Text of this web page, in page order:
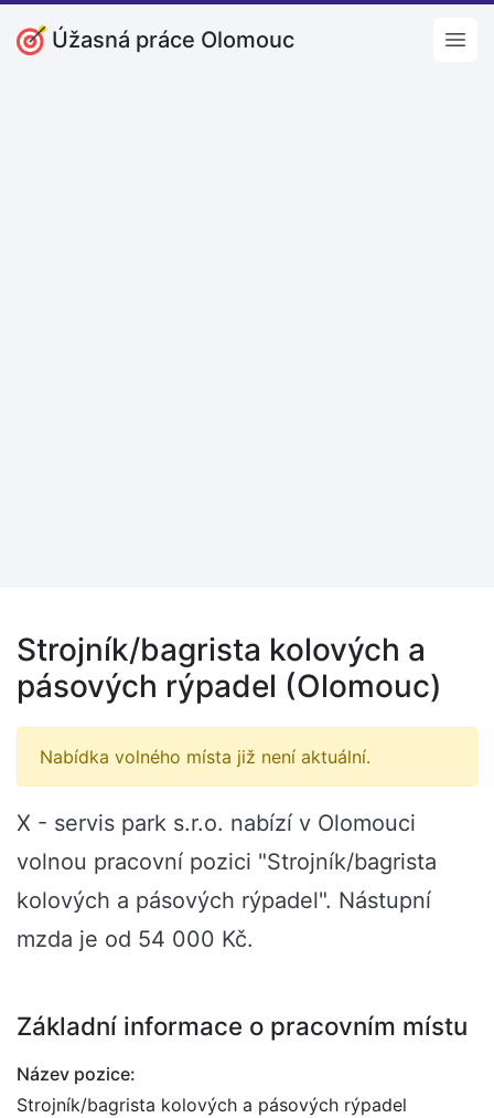
Úžasná práce Olomouc
Strojník/bagrista kolových a
pásových rýpadel (Olomouc)
Nabídka volného místa již není aktuální.
X - servis park s.r.o. nabízí v Olomouci
volnou pracovní pozici "Strojník/bagrista
kolových a pásových rýpadel". Nástupní
mzda je od 54 000 Kč.
Základní informace o pracovním místu
Název pozice:
Strojník/bagrista kolových a pásových rýpadel